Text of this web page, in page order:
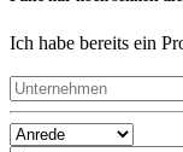
Ich habe bereits ein